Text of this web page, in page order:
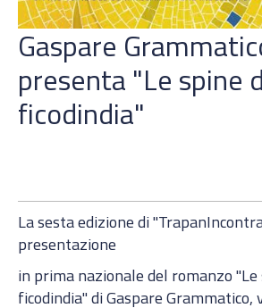
Gaspare
presenta "Le spine
ficodindia"
La sesta edizione di
presentazione
in prima nazionale del romanzo "Le
ficodindia" di Gaspare Grammatico,